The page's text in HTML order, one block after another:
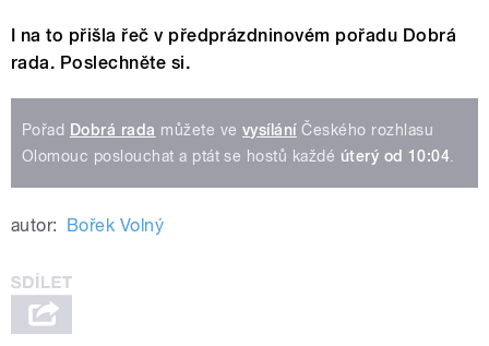
I na to přišla řeč v předprázdninovém pořadu Dobrá
rada. Poslechněte si.
Pořad Dobrá rada můžete ve vysíláníČeského rozhlasu
Olomouc poslouchat a ptát se hostů každé úterý od 10:04
autor: Bořek Volný